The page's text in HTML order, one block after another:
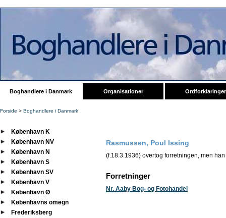
Boghandlere i Danmark Organisationer Ordforklaringer
Forside > Boghandlere i Danmark
København K
København NV
København N
København S
København SV
København V
København Ø
Københavns omegn
Frederiksberg
Rasmussen, Poul Issing
(f.18.3.1936) overtog forretningen, men
Forretninger
Nr. Aaby Bog- og Fotohandel